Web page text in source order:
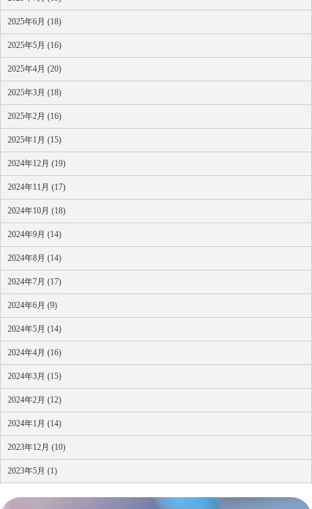
2025年6月 (18)
2025年5月 (16)
2025年4月 (20)
2025年3月 (18)
2025年2月 (16)
2025年1月 (15)
2024年12月 (19)
2024年11月 (17)
2024年10月 (18)
2024年9月 (14)
2024年8月 (14)
2024年7月 (17)
2024年6月 (9)
2024年5月 (14)
2024年4月 (16)
2024年3月 (15)
2024年2月 (12)
2024年1月 (14)
2023年12月 (10)
2023年5月 (1)